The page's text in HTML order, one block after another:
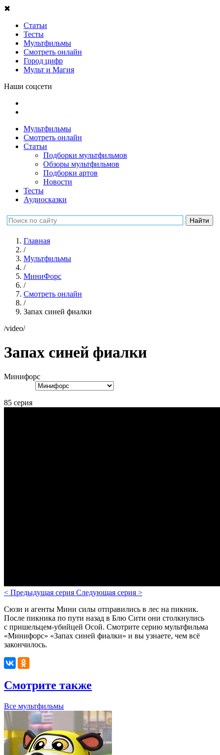
✖
Статьи
Тесты
Мультфильмы
Смотреть онлайн
Город цифр
Мульт и Магия
Наши соцсети
Мультфильмы
Смотреть онлайн
Статьи
Подборки мультфильмов
Обзоры мультфильмов
Подборки артов
Новости
Тесты
Аудиосказки
Главная
/
Мультфильмы
/
МиниФорс
/
Смотреть онлайн
/
Запах синей фиалки
/video/
Запах синей фиалки
Минифорс
85 серия
< Предыдущая серия Следующая серия >
Сюзи и агенты Мини силы отправились в лес на пикник.
После пикника по пути назад в Блю Сити они столкнулись
с пришельцем-убийцей Осой. Смотрите серию мультфильма
«Минифорс» «Запах синей фиалки» и вы узнаете, чем всё
закончилось.
Смотрите также
Все мультфильмы